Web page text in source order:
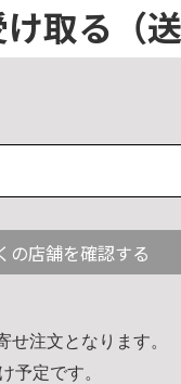
取る （
の店舗を確認する
せ注文となります。
予定です。